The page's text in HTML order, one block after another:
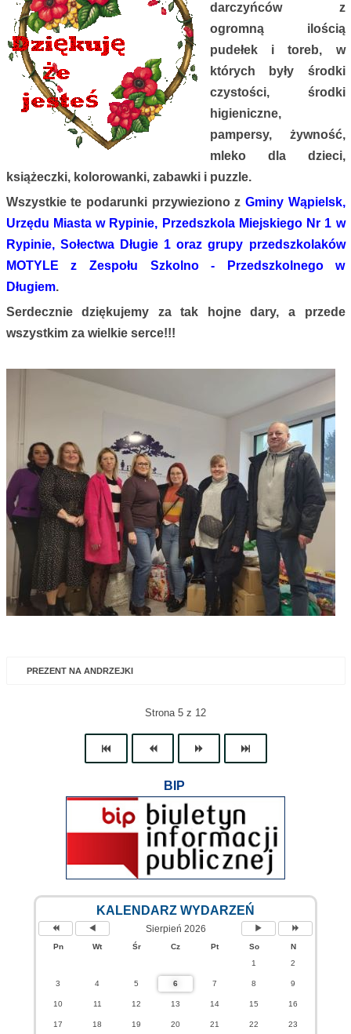
darczyńców z
ogromną ilością
pudełek i toreb, w
których były środki
czystości, środki
higieniczne,
pampersy, żywność,
mleko dla dzieci,
książeczki, kolorowanki, zabawki i puzzle.
Wszystkie te podarunki przywieziono z Gminy Wąpielsk,
Urzędu Miasta w Rypinie, Przedszkola Miejskiego Nr 1 w
Rypinie, Sołectwa Długie 1 oraz grupy przedszkolaków
MOTYLE z Zespołu Szkolno - Przedszkolnego w
Długiem.
Serdecznie dziękujemy za tak hojne dary, a przede
wszystkim za wielkie serce!!!
PREZENT NA ANDRZEJKI
Strona 5 z 12
BIP
KALENDARZ WYDARZEŃ
Sierpień 2026
Pn Wt Śr Cz Pt So
N
1
2
3 4 5 6 7 8 9
10 11 12 13 14 15 16
17 18 19 20 21 22 23